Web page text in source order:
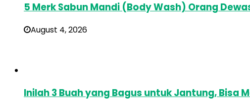
5 Merk Sabun Mandi (Body Wash) Orang
August 4, 2026
Inilah 3 Buah yang Bagus untuk Jantung, Bisa